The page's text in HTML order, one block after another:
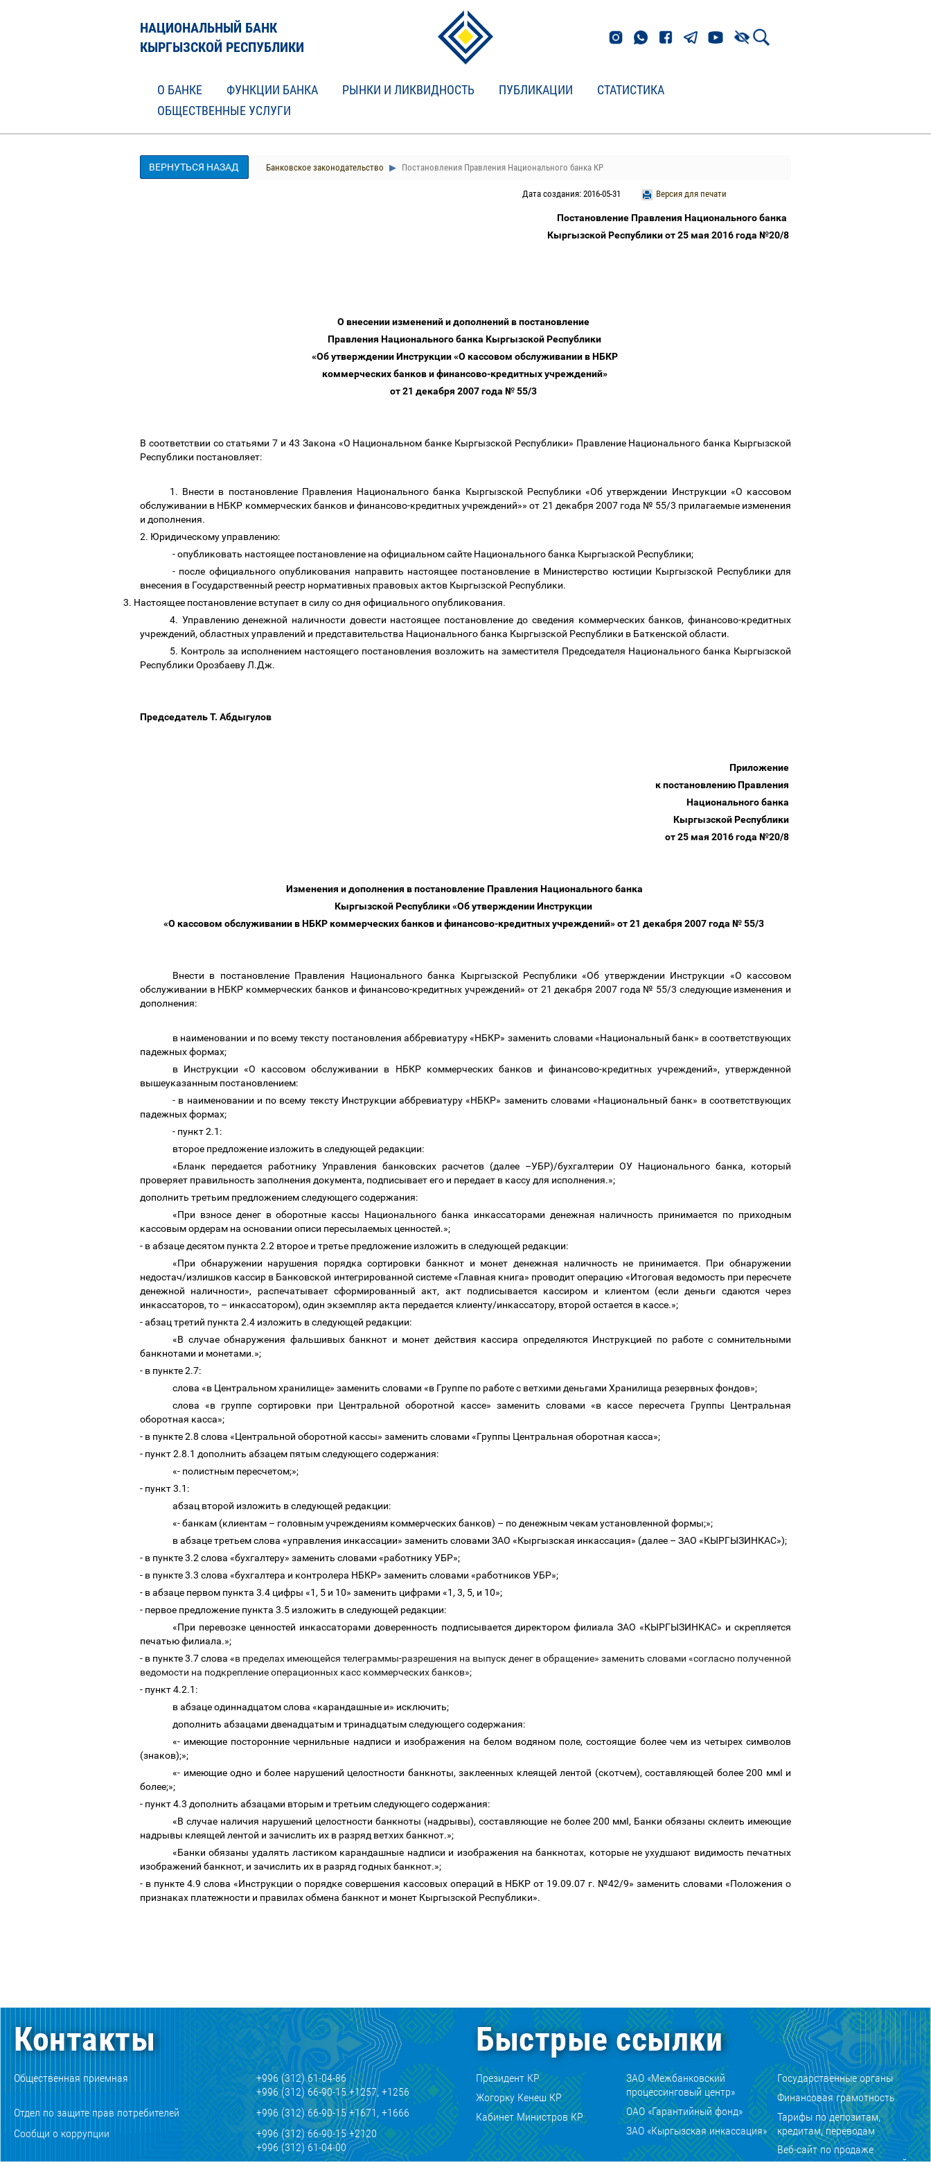
НАЦИОНАЛЬНЫЙ БАНК
КЫРГЫЗСКОЙ РЕСПУБЛИКИ
О БАНКЕ ФУНКЦИИ БАНКА РЫНКИ И ЛИКВИДНОСТЬ ПУБЛИКАЦИИ
СТАТИСТИКА
ОБЩЕСТВЕННЫЕ УСЛУГИ
ВЕРНУТЬСЯ НАЗАД Банковское законодательство Постановления Правления Национального банка КР
Версия для печати
Дата создания: 2016-05-31
Постановление Правления Национального банка
Кыргызской Республики от 25 мая 2016 года №20/8
О внесении изменений и дополнений в постановление
Правления Национального банка Кыргызской Республики
«Об утверждении Инструкции «О кассовом обслуживании в НБКР
коммерческих банков и финансово-кредитных учреждений»
от 21 декабря 2007 года № 55/3
В соответствии со статьями 7 и 43 Закона «О Национальном банке Кыргызской Республики» Правление Национального банка Кыргызской
Республики постановляет:
1. Внести в постановление Правления Национального банка Кыргызской Республики «Об утверждении Инструкции «О кассовом
обслуживании в НБКР коммерческих банков и финансово-кредитных учреждений»» от 21 декабря 2007 года № 55/3 прилагаемые изменения
и дополнения.
2. Юридическому управлению:
- опубликовать настоящее постановление на официальном сайте Национального банка Кыргызской Республики;
- после официального опубликования направить настоящее постановление в Министерство юстиции Кыргызской Республики для
внесения в Государственный реестр нормативных правовых актов Кыргызской Республики.
3. Настоящее постановление вступает в силу со дня официального опубликования.
4. Управлению денежной наличности довести настоящее постановление до сведения коммерческих банков, финансово-кредитных
учреждений, областных управлений и представительства Национального банка Кыргызской Республики в Баткенской области.
5. Контроль за исполнением настоящего постановления возложить на заместителя Председателя Национального банка Кыргызской
Республики Орозбаеву Л.Дж.
Председатель Т. Абдыгулов
Приложение
к постановлению Правления
Национального банка
Кыргызской Республики
от 25 мая 2016 года №20/8
Изменения и дополнения в постановление Правления Национального банка
Кыргызской Республики «Об утверждении Инструкции
«О кассовом обслуживании в НБКР коммерческих банков и финансово-кредитных учреждений» от 21 декабря 2007 года № 55/3
Внести в постановление Правления Национального банка Кыргызской Республики «Об утверждении Инструкции «О кассовом
обслуживании в НБКР коммерческих банков и финансово-кредитных учреждений» от 21 декабря 2007 года № 55/3 следующие изменения и
дополнения:
в наименовании и по всему тексту постановления аббревиатуру «НБКР» заменить словами «Национальный банк» в соответствующих
падежных формах;
в Инструкции «О кассовом обслуживании в НБКР коммерческих банков и финансово-кредитных учреждений», утвержденной
вышеуказанным постановлением:
- в наименовании и по всему тексту Инструкции аббревиатуру «НБКР» заменить словами «Национальный банк» в соответствующих
падежных формах;
- пункт 2.1:
второе предложение изложить в следующей редакции:
«Бланк передается работнику Управления банковских расчетов (далее –УБР)/бухгалтерии ОУ Национального банка, который
проверяет правильность заполнения документа, подписывает его и передает в кассу для исполнения.»;
дополнить третьим предложением следующего содержания:
«При взносе денег в оборотные кассы Национального банка инкассаторами денежная наличность принимается по приходным
кассовым ордерам на основании описи пересылаемых ценностей.»;
- в абзаце десятом пункта 2.2 второе и третье предложение изложить в следующей редакции:
«При обнаружении нарушения порядка сортировки банкнот и монет денежная наличность не принимается. При обнаружении
недостач/излишков кассир в Банковской интегрированной системе «Главная книга» проводит операцию «Итоговая ведомость при пересчете
денежной наличности», распечатывает сформированный акт, акт подписывается кассиром и клиентом (если деньги сдаются через
инкассаторов, то – инкассатором), один экземпляр акта передается клиенту/инкассатору, второй остается в кассе.»;
- абзац третий пункта 2.4 изложить в следующей редакции:
«В случае обнаружения фальшивых банкнот и монет действия кассира определяются Инструкцией по работе с сомнительными
банкнотами и монетами.»;
- в пункте 2.7:
слова «в Центральном хранилище» заменить словами «в Группе по работе с ветхими деньгами Хранилища резервных фондов»;
слова «в группе сортировки при Центральной оборотной кассе» заменить словами «в кассе пересчета Группы Центральная
оборотная касса»;
- в пункте 2.8 слова «Центральной оборотной кассы» заменить словами «Группы Центральная оборотная касса»;
- пункт 2.8.1 дополнить абзацем пятым следующего содержания:
«- полистным пересчетом;»;
- пункт 3.1:
абзац второй изложить в следующей редакции:
«- банкам (клиентам – головным учреждениям коммерческих банков) – по денежным чекам установленной формы;»;
в абзаце третьем слова «управления инкассации» заменить словами ЗАО «Кыргызская инкассация» (далее – ЗАО «КЫРГЫЗИНКАС»);
- в пункте 3.2 слова «бухгалтеру» заменить словами «работнику УБР»;
- в пункте 3.3 слова «бухгалтера и контролера НБКР» заменить словами «работников УБР»;
- в абзаце первом пункта 3.4 цифры «1, 5 и 10» заменить цифрами «1, 3, 5, и 10»;
- первое предложение пункта 3.5 изложить в следующей редакции:
«При перевозке ценностей инкассаторами доверенность подписывается директором филиала ЗАО «КЫРГЫЗИНКАС» и скрепляется
печатью филиала.»;
- в пункте 3.7 слова «в пределах имеющейся телеграммы-разрешения на выпуск денег в обращение» заменить словами «согласно полученной
ведомости на подкрепление операционных касс коммерческих банков»;
- пункт 4.2.1:
в абзаце одиннадцатом слова «карандашные и» исключить;
дополнить абзацами двенадцатым и тринадцатым следующего содержания:
«- имеющие посторонние чернильные надписи и изображения на белом водяном поле, состоящие более чем из четырех символов
(знаков);»;
«- имеющие одно и более нарушений целостности банкноты, заклеенных клеящей лентой (скотчем), составляющей более 200 ммІ и
более;»;
- пункт 4.3 дополнить абзацами вторым и третьим следующего содержания:
«В случае наличия нарушений целостности банкноты (надрывы), составляющие не более 200 ммІ, Банки обязаны склеить имеющие
надрывы клеящей лентой и зачислить их в разряд ветхих банкнот.»;
«Банки обязаны удалять ластиком карандашные надписи и изображения на банкнотах, которые не ухудшают видимость печатных
изображений банкнот, и зачислить их в разряд годных банкнот.»;
- в пункте 4.9 слова «Инструкции о порядке совершения кассовых операций в НБКР от 19.09.07 г. №42/9» заменить словами «Положения о
признаках платежности и правилах обмена банкнот и монет Кыргызской Республики».
Контакты
Общественная приемная
+996 (312) 61-04-86
+996 (312) 66-90-15 +1257, +1256
Отдел по защите прав потребителей
+996 (312) 66-90-15 +1671, +1666
Сообщи о коррупции
+996 (312) 66-90-15 +2120
+996 (312) 61-04-00
Быстрые ссылки
Президент КР
Жогорку Кенеш КР
Кабинет Министров КР
ЗАО «Межбанковский
процессинговый центр»
ОАО «Гарантийный фонд»
ЗАО «Кыргызская инкассация»
Государственные органы
Финансовая грамотность
Тарифы по депозитам,
кредитам, переводам
Веб-сайт по продаже
нумизматических ценностей